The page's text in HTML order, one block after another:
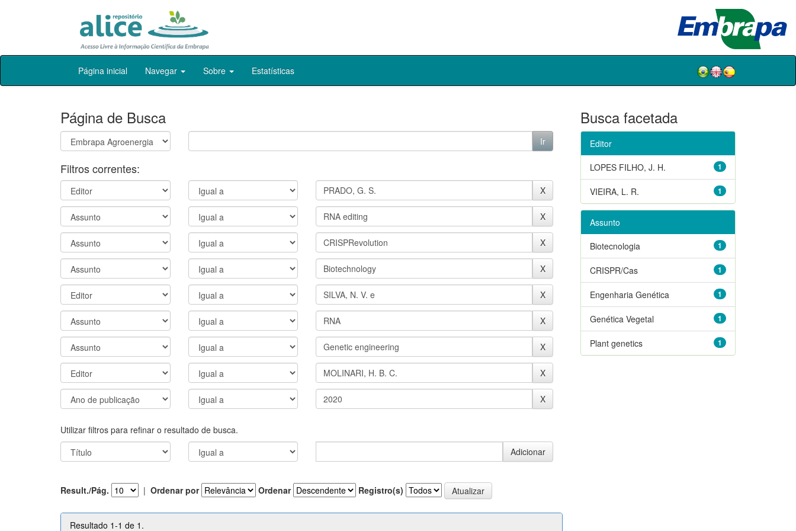
Skip
Página inicial Navegar Sobre Estatísticas
Página de Busca
Filtros correntes:
Utilizar filtros para refinar o resultado de busca.
Result./Pág. | Ordenar por Ordenar Registro(s)
Resultado 1-1 de 1.
Busca facetada
Editor
1
LOPES FILHO, J. H.
1
VIEIRA, L. R.
Assunto
1
Biotecnologia
1
CRISPR/Cas
1
Engenharia Genética
1
Genética Vegetal
1
Plant genetics